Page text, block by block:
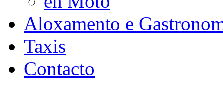
Aloxamento e
Taxis
Contacto